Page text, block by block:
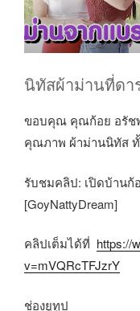
นิทัสผ้าม่านที่ดา
ขอบคุณ คุณก้อย อรัช
คุณภาพ ผ้าม่านนิทัส
รับชมคลิป: เปิดบ้านก้
[GoyNattyDream]
คลิปเต็มได้ที่ https://
v=mVQRcTFJzrY
ช่องยูทูป